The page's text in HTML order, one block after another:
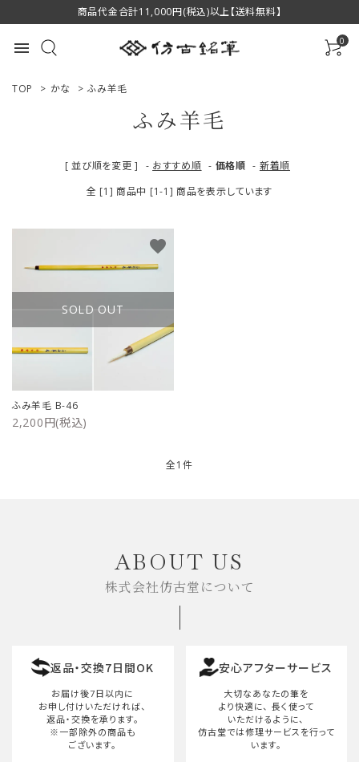
商品代金合計11,000円(税込)以上【送料無料】
menu 0
ACCOUNT MENU
プライバシーポリシー
TOP > かな > ふみ羊毛
ふみ羊毛
[ 並び順を変更 ] - おすすめ順 - 価格順 - 新着順
全 [1] 商品中 [1-1] 商品を表示しています
SOLD OUT
ふみ羊毛 B-46
2,200円(税込)
favorite
全1件
検索する
ABOUT US
株式会社仿古堂について
返品・交換7日間OK
お届け後7日以内に
お申し付けいただければ、
返品・交換を承ります。
※一部除外の商品も
ございます。
安心アフターサービス
大切なあなたの筆を
より快適に、 長く使って
いただけるように、
仿古堂では修理サービスを行って
います。